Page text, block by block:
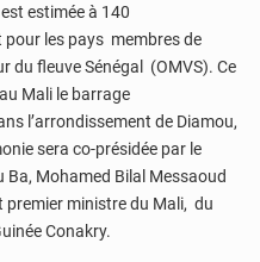
estimée à 140
les pays membres de
du fleuve Sénégal (OMVS). Ce
Mali le barrage
l’arrondissement de Diamou,
sera co-présidée par le
Mohamed Bilal Messaoud
ministre du Mali, du
Conakry.